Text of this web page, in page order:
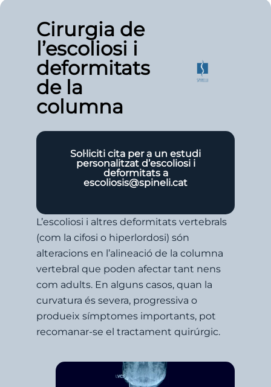
Cirurgia de
l’escoliosi i
deformitats
de la
columna
Sol·liciti cita per a un estudi
personalitzat d’escoliosi i
deformitats a
escoliosis@spineli.cat
L’escoliosi i altres deformitats vertebrals
(com la cifosi o hiperlordosi) són
alteracions en l’alineació de la columna
vertebral que poden afectar tant nens
com adults. En alguns casos, quan la
curvatura és severa, progressiva o
produeix símptomes importants, pot
recomanar-se el tractament quirúrgic.